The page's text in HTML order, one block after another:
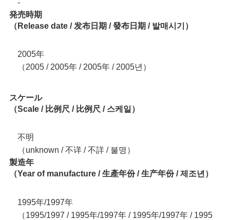
-
発売時期
（Release date / 发布日期 / 發布日期 / 발매시기）
2005年
（2005 / 2005年 / 2005年 / 2005년）
スケール
（Scale / 比例尺 / 比例尺 / 스케일）
不明
（unknown / 不详 / 不詳 / 불명）
製造年
（Year of manufacture / 生產年份 / 生产年份 / 제조년）
1995年/1997年
（1995/1997 / 1995年/1997年 / 1995年/1997年 / 1995